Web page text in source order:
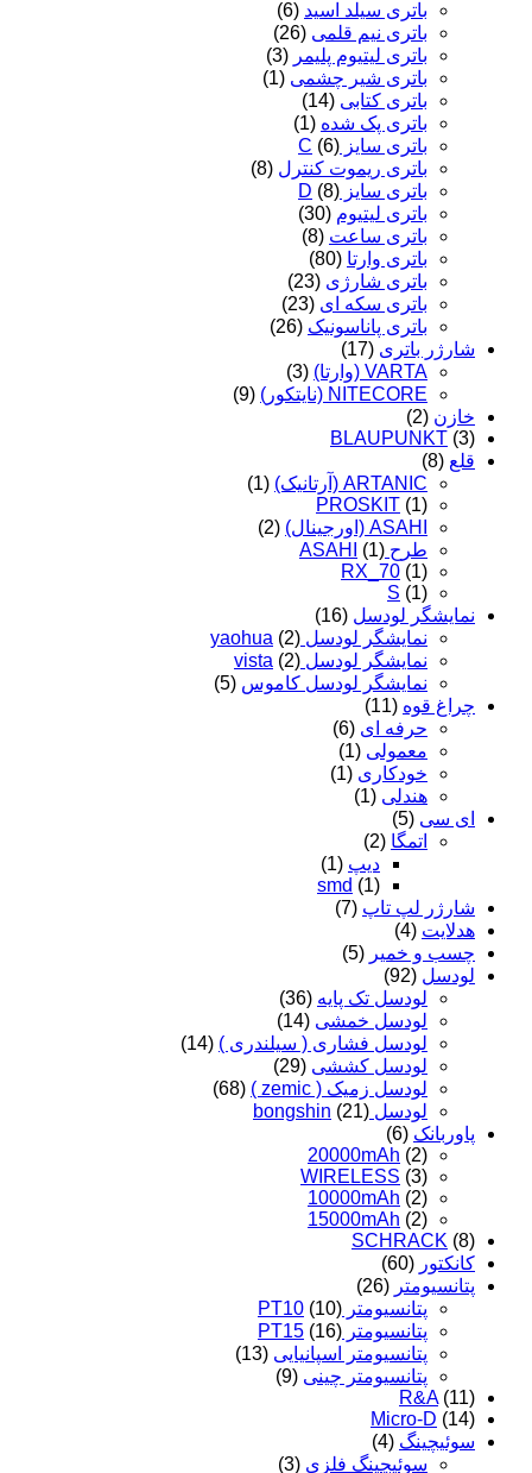
باتری سیلد اسید (6)
باتری نیم قلمی (26)
باتری لیتیوم پلیمر (3)
باتری شیر چشمی (1)
باتری کتابی (14)
باتری پک شده (1)
باتری سایز C (6)
باتری ریموت کنترل (8)
باتری سایز D (8)
باتری لیتیوم (30)
باتری ساعت (8)
باتری وارتا (80)
باتری شارژی (23)
باتری سکه ای (23)
باتری پاناسونیک (26)
شارژر باتری (17)
VARTA (وارتا)
(3)
NITECORE (نایتکور)
(9)
خازن (2)
BLAUPUNKT (3)
قلع (8)
ARTANIC (آرتانیک)
(1)
PROSKIT (1)
ASAHI (اورجینال)
(2)
طرح ASAHI (1)
RX_70 (1)
S (1)
نمایشگر لودسل (16)
نمایشگر لودسل yaohua (2)
نمایشگر لودسل vista (2)
نمایشگر لودسل کاموس (5)
چراغ قوه (11)
حرفه ای (6)
معمولی (1)
خودکاری (1)
هندلی (1)
ای سی (5)
اتمگا (2)
دیپ (1)
smd (1)
شارژر لپ تاپ (7)
هدلایت (4)
چسب و خمیر (5)
لودسل (92)
لودسل تک پایه (36)
لودسل خمشی (14)
لودسل فشاری ( سیلندری ) (14)
لودسل کششی (29)
لودسل زمیک ( zemic )
(68)
لودسل bongshin (21)
پاوربانک (6)
20000mAh (2)
WIRELESS (3)
10000mAh (2)
15000mAh (2)
SCHRACK (8)
کانکتور (60)
پتانسیومتر (26)
پتانسیومتر PT10 (10)
پتانسیومتر PT15 (16)
پتانسیومتر اسپانیایی (13)
پتانسیومتر چینی (9)
R&A (11)
Micro-D (14)
سوئیچینگ (4)
سوئیچینگ فلزی (3)